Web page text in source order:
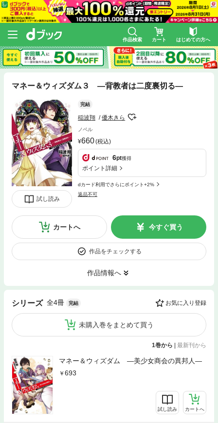
作品検索 カート はじめての方へ
マネー＆ウィズダム３ —背教者は二度裏切る—
試し読み
完結
稲波翔 優木きら
ノベル
660(税込)
6pt獲得
ポイント詳細
dカード利用でさらにポイント+2%
返品不可
カートへ 今すぐ買う
作品をチェックする
作品情報へ
シリーズ 全4冊 完結 お気に入り登録
未購入巻をまとめて買う
1巻から | 最新刊から
マネー＆ウィズダム —美少女商会の異邦人—
693
試し読み カートへ